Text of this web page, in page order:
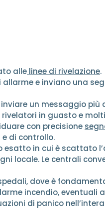
alle linee di rivelazione.
e inviano una
un messaggio più
in guasto e
con precisione
di controllo.
in cui è scattato
locale. Le centrali
dove è
incendio, eventuali
di panico